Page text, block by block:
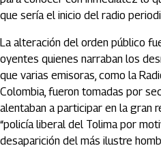
que sería el inicio del radio
La alteración del orden público
oyentes quienes narraban los
que varias emisoras, como la
Colombia, fueron tomadas por
alentaban a participar en la gran
“policía liberal del Tolima por
desaparición del más ilustre